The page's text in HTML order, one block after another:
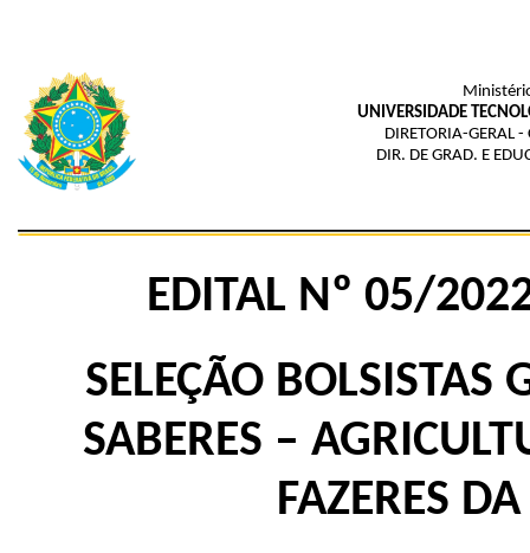
UNIVERSIDADE
DIRETORIA-GERAL
DIR. DE GRAD. E
EDITAL Nº 05/
SELEÇÃO BOLSISTAS
SABERES –
FAZERES